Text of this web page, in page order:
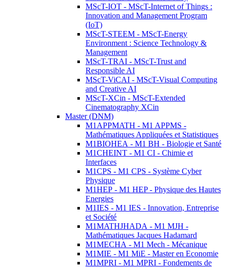
MScT-IOT - MScT-Internet of Things :
Innovation and Management Program
(IoT)
MScT-STEEM - MScT-Energy
Environment : Science Technology &
Management
MScT-TRAI - MScT-Trust and
Responsible AI
MScT-ViCAI - MScT-Visual Computing
and Creative AI
MScT-XCin - MScT-Extended
Cinematography XCin
Master (DNM)
M1APPMATH - M1 APPMS -
Mathématiques Appliquées et Statistiques
M1BIOHEA - M1 BH - Biologie et Santé
M1CHEINT - M1 CI - Chimie et
Interfaces
M1CPS - M1 CPS - Système Cyber
Physique
M1HEP - M1 HEP - Physique des Hautes
Energies
M1IES - M1 IES - Innovation, Entreprise
et Société
M1MATHJHADA - M1 MJH -
Mathématiques Jacques Hadamard
M1MECHA - M1 Mech - Mécanique
M1MIE - M1 MiE - Master en Economie
M1MPRI - M1 MPRI - Fondements de